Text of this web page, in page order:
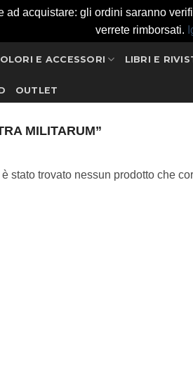
acquistare: gli ordini saranno
verrete rimborsati.
E ACCESSORI LIBRI E
OUTLET
MILITARUM”
è stato trovato nessun prodotto che